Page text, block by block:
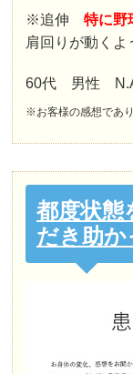
※追伸特に野
肩回りが動くよ
60代 男性
※お客様の感想であ
都度状態
だき助